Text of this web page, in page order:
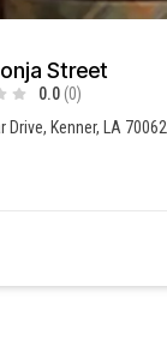
Street
0.0 (0)
Kenner, LA 70062